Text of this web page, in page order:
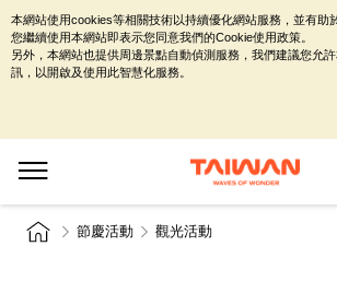
節慶活動 觀光活動
本網站使用cookies等相關技術以持續優化網站服務，並有助
您繼續使用本網站即表示您同意我們的Cookie使用政策。
另外，本網站也提供周邊景點自動偵測服務，我們建議您允
訊，以開啟及使用此智慧化服務。